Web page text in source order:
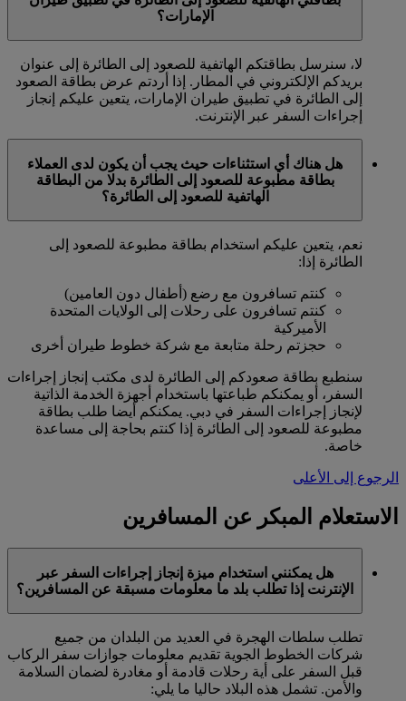
الإمارات؟
لا، سنرسل بطاقتكم الهاتفية للصعود إلى الطائرة إلى عنوان
بريدكم الإلكتروني في المطار. إذا أردتم عرض بطاقة الصعود
إلى الطائرة في تطبيق طيران الإمارات، يتعين عليكم إنجاز
إجراءات السفر عبر الإنترنت.
هل هناك أي استثناءات حيث يجب أن يكون لدى العملاء
بطاقة مطبوعة للصعود إلى الطائرة بدلا من البطاقة
الهاتفية للصعود إلى الطائرة؟
نعم، يتعين عليكم استخدام بطاقة مطبوعة للصعود إلى
الطائرة إذا:
كنتم تسافرون مع رضع (أطفال دون العامين)
كنتم تسافرون على رحلات إلى الولايات المتحدة
الأميركية
حجزتم رحلة متابعة مع شركة خطوط طيران أخرى
سنطبع بطاقة صعودكم إلى الطائرة لدى مكتب إنجاز إجراءات
السفر، أو يمكنكم طباعتها باستخدام أجهزة الخدمة الذاتية
لإنجاز إجراءات السفر في دبي. يمكنكم أيضا طلب بطاقة
مطبوعة للصعود إلى الطائرة إذا كنتم بحاجة إلى مساعدة
خاصة.
الرجوع إلى الأعلى
الاستعلام المبكر عن المسافرين
هل يمكنني استخدام ميزة إنجاز إجراءات السفر عبر
الإنترنت إذا تطلب بلد ما معلومات مسبقة عن المسافرين؟
تطلب سلطات الهجرة في العديد من البلدان من جميع
شركات الخطوط الجوية تقديم معلومات جوازات سفر الركاب
قبل السفر على أية رحلات قادمة أو مغادرة لضمان السلامة
والأمن. تشمل هذه البلاد حاليا ما يلي: